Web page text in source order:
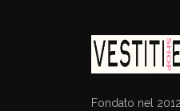
Fondato nel